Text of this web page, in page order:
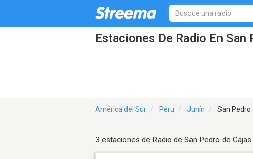
Estaciones De Radio En San
América del Sur Peru Junín San Pedro
3 estaciones de Radio de San Pedro de Cajas